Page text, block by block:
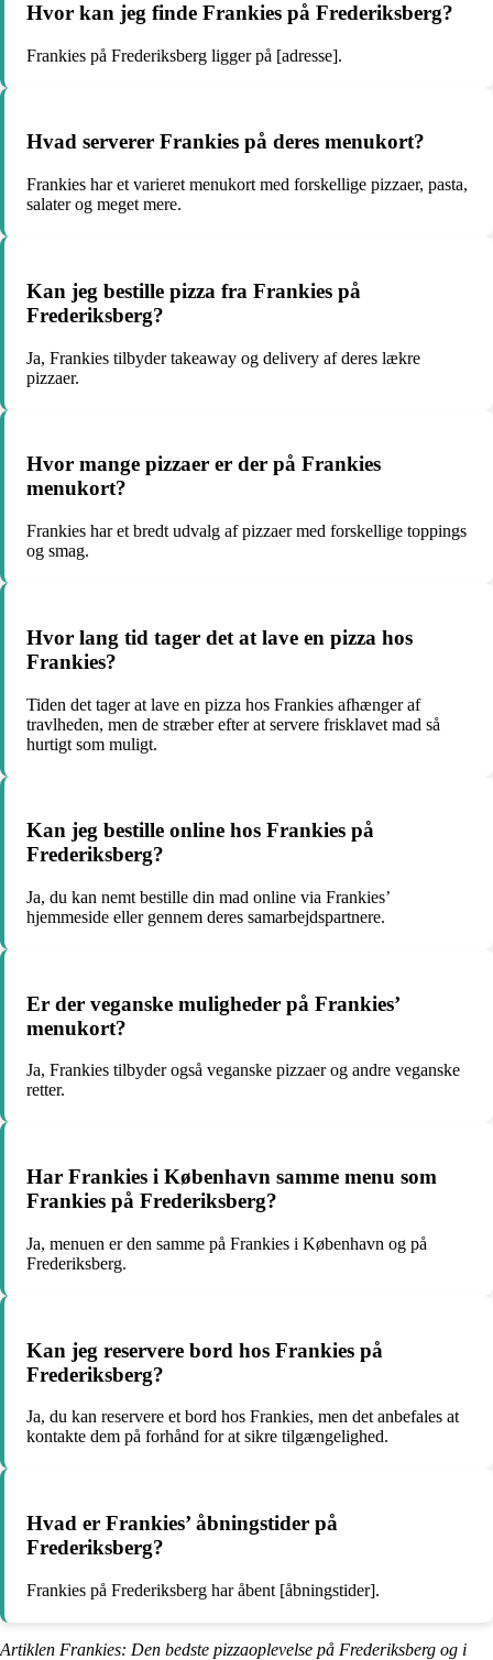
Hvor kan jeg finde Frankies på Frederiksberg?
Frankies på Frederiksberg ligger på [adresse].
Hvad serverer Frankies på deres menukort?
Frankies har et varieret menukort med forskellige pizzaer, pasta,
salater og meget mere.
Kan jeg bestille pizza fra Frankies på
Frederiksberg?
Ja, Frankies tilbyder takeaway og delivery af deres lækre
pizzaer.
Hvor mange pizzaer er der på Frankies
menukort?
Frankies har et bredt udvalg af pizzaer med forskellige toppings
og smag.
Hvor lang tid tager det at lave en pizza hos
Frankies?
Tiden det tager at lave en pizza hos Frankies afhænger af
travlheden, men de stræber efter at servere frisklavet mad så
hurtigt som muligt.
Kan jeg bestille online hos Frankies på
Frederiksberg?
Ja, du kan nemt bestille din mad online via Frankies’
hjemmeside eller gennem deres samarbejdspartnere.
Er der veganske muligheder på Frankies’
menukort?
Ja, Frankies tilbyder også veganske pizzaer og andre veganske
retter.
Har Frankies i København samme menu som
Frankies på Frederiksberg?
Ja, menuen er den samme på Frankies i København og på
Frederiksberg.
Kan jeg reservere bord hos Frankies på
Frederiksberg?
Ja, du kan reservere et bord hos Frankies, men det anbefales at
kontakte dem på forhånd for at sikre tilgængelighed.
Hvad er Frankies’ åbningstider på
Frederiksberg?
Frankies på Frederiksberg har åbent [åbningstider].
Artiklen Frankies: Den bedste pizzaoplevelse på Frederiksberg og i